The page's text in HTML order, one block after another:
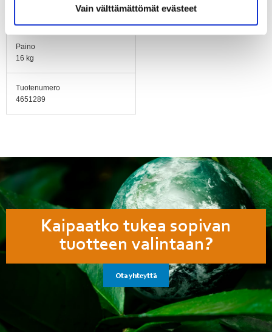
Vain välttämättömät evästeet
Paino
16 kg
Tuotenumero
4651289
Kaipaatko tukea sopivan
tuotteen valintaan?
Ota yhteyttä